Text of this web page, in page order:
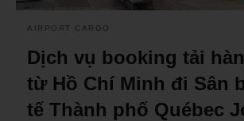
AIRPORT CARGO
Dịch vụ booking tải
từ Hồ Chí Minh đi Sân
tế Thành phố Québec